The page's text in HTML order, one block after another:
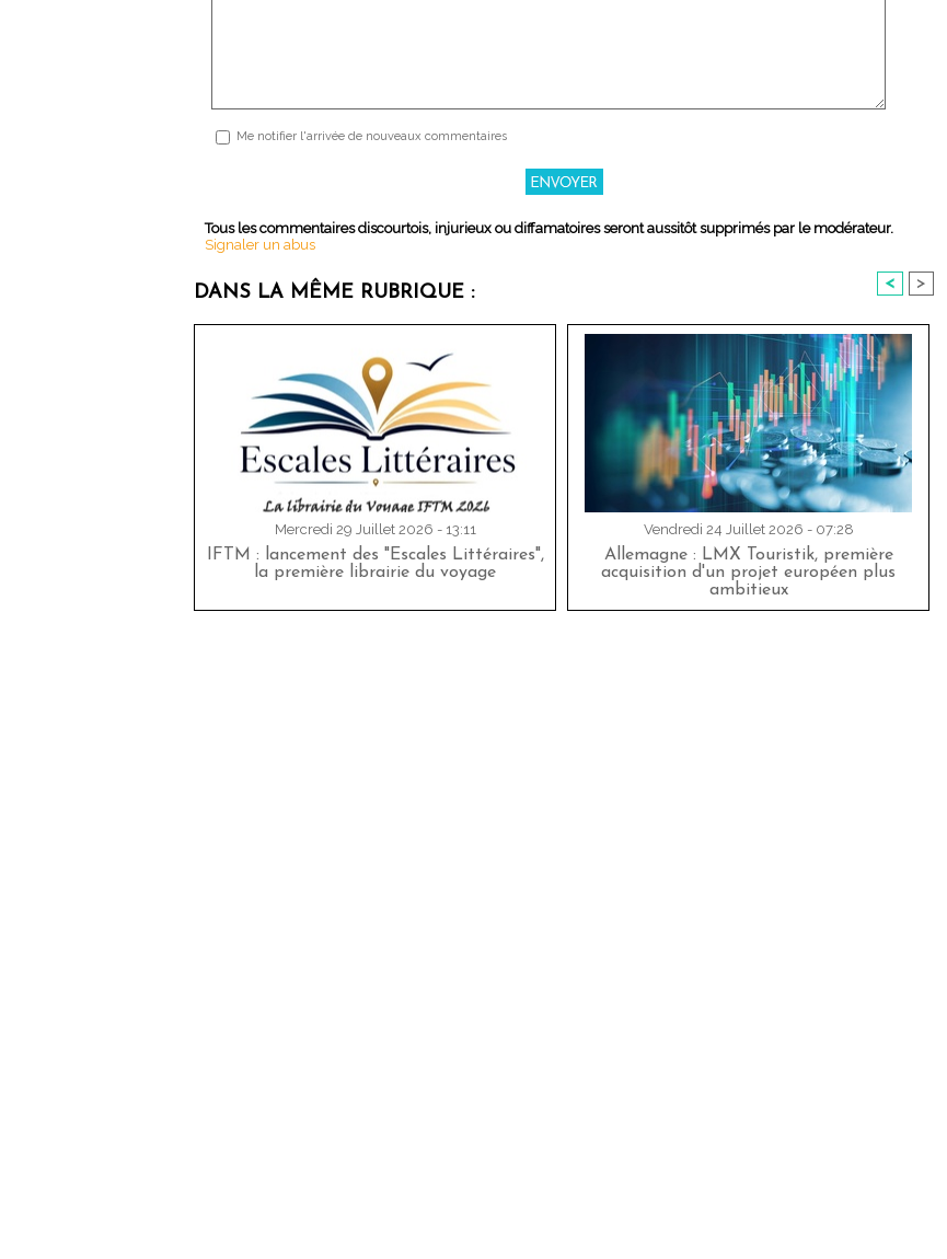
Me notifier l'arrivée de nouveaux commentaires
Tous les commentaires discourtois, injurieux ou diffamatoires seront aussitôt supprimés par le modérateur.
Signaler un abus
DANS LA MÊME RUBRIQUE : < >
Mercredi 29 Juillet 2026 - 13:11
IFTM : lancement des "Escales Littéraires",
la première librairie du voyage
Vendredi 24 Juillet 2026 - 07:28
Allemagne : LMX Touristik, première
acquisition d'un projet européen plus
ambitieux